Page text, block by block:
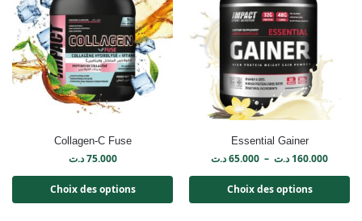
Collagen-C Fuse
75.000 د.ت
Choix des options
Essential Gainer
65.000د.ت – 160.000 د.ت
Choix des options